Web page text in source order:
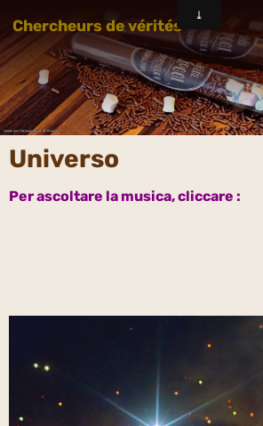
Chercheurs de vérités
Universo
Per ascoltare la musica, cliccare :